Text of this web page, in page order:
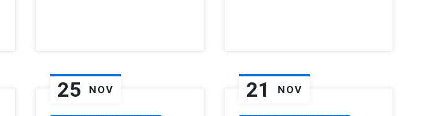
25 NOV 21 NOV